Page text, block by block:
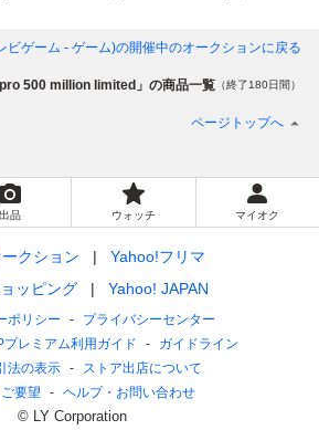
ビゲーム - ゲーム)の開催中のオークションに戻る
500 million limited」の商品一覧 （終了180日間）
ページトップへ
出品 ウォッチ マイオク
クション
Yahoo!フリマ
ッピング
Yahoo! JAPAN
ポリシー
プライバシーセンター
プレミアム利用ガイド
ガイドライン
法の表示
ストア出店について
要望
ヘルプ・お問い合わせ
© LY Corporation